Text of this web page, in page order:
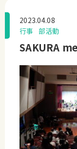
2023.04.08
行事 部活動
SAKURA